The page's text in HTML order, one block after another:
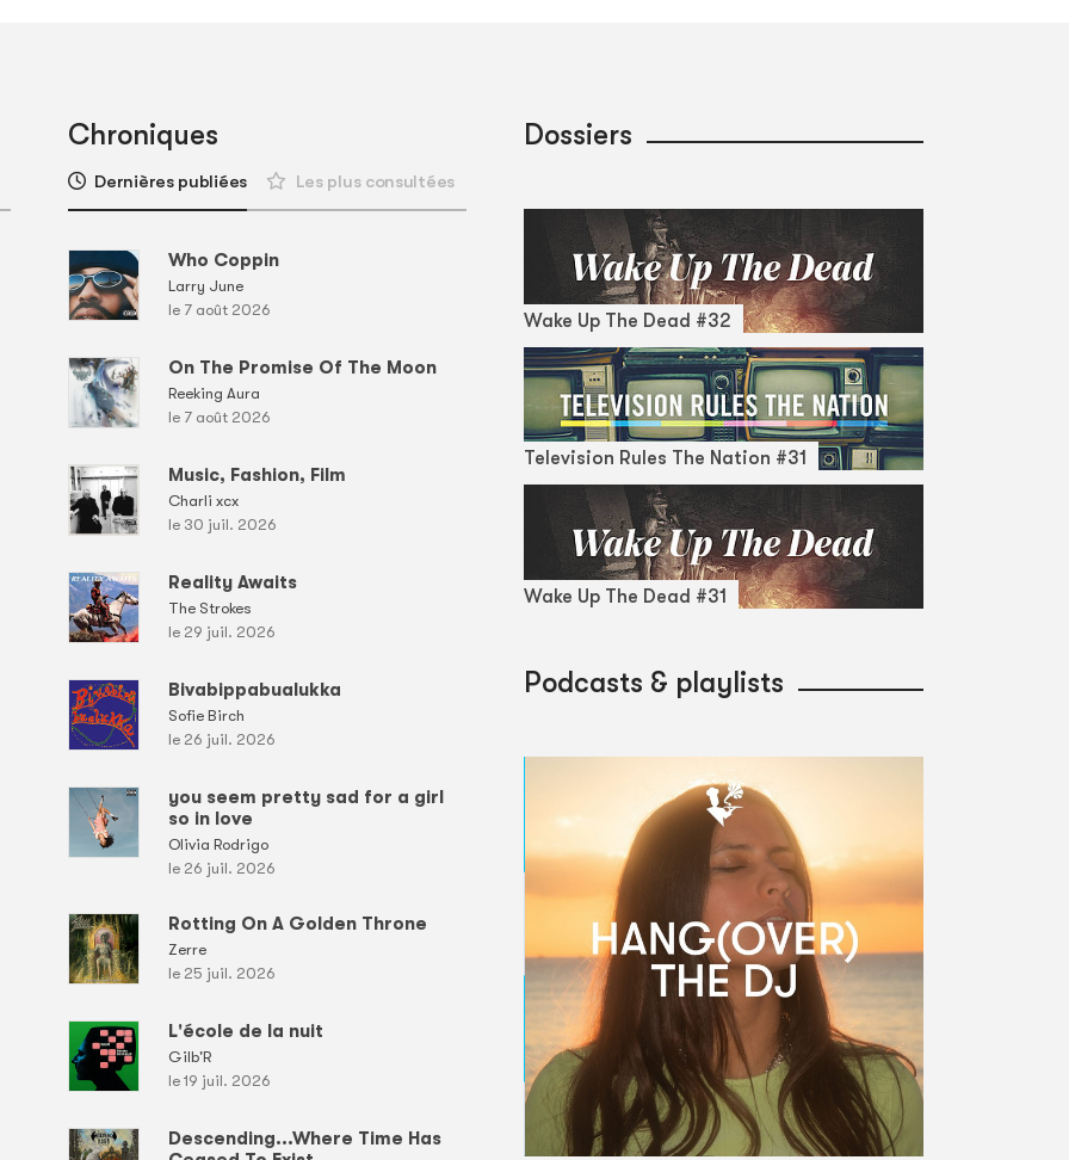
Chroniques
Dernières publiées Les plus consultées
Who Coppin
Larry June
le 7 août 2026
On The Promise Of The Moon
Reeking Aura
le 7 août 2026
Music, Fashion, Film
Charli xcx
le 30 juil. 2026
Reality Awaits
The Strokes
le 29 juil. 2026
Bivabippabualukka
Sofie Birch
le 26 juil. 2026
you seem pretty sad for a girl
so in love
Olivia Rodrigo
le 26 juil. 2026
Rotting On A Golden Throne
Zerre
le 25 juil. 2026
L'école de la nuit
Gilb'R
le 19 juil. 2026
Descending...Where Time Has
Dossiers
Wake Up The Dead #32
Television Rules The Nation #31
Wake Up The Dead #31
Podcasts & playlists